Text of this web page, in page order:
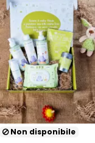
Non disponibile